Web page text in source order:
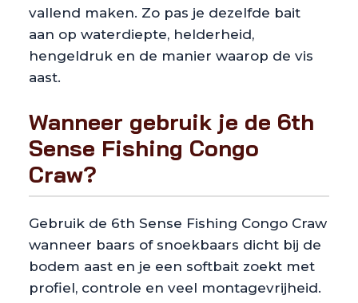
vallend maken. Zo pas je dezelfde bait
aan op waterdiepte, helderheid,
hengeldruk en de manier waarop de vis
aast.
Wanneer gebruik je de 6th
Sense Fishing Congo
Craw?
Gebruik de 6th Sense Fishing Congo Craw
wanneer baars of snoekbaars dicht bij de
bodem aast en je een softbait zoekt met
profiel, controle en veel montagevrijheid.